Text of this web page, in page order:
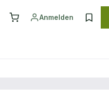
Anmelden